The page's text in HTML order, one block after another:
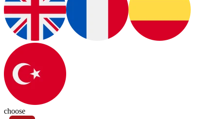
choose